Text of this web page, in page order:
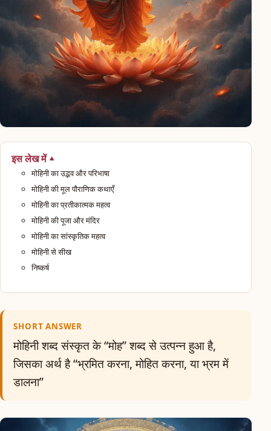
इस लेख में
मोहिनी का उद्भव और परिभाषा
मोहिनी की मूल पौराणिक कथाएँ
मोहिनी का प्रतीकात्मक महत्व
मोहिनी की पूजा और मंदिर
मोहिनी का सांस्कृतिक महत्व
मोहिनी से सीख
निष्कर्ष
SHORT ANSWER
मोहिनी शब्द संस्कृत के “मोह” शब्द से उत्पन्न हुआ है,
जिसका अर्थ है “भ्रमित करना, मोहित करना, या भ्रम में
डालना”